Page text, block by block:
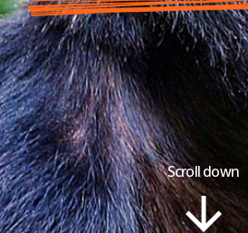
Scroll down